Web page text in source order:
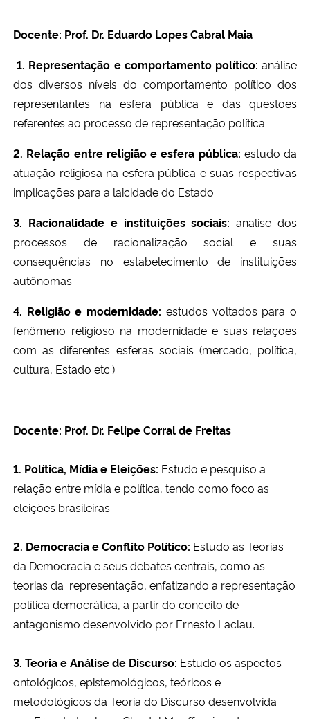
Docente: Prof. Dr. Eduardo Lopes Cabral Maia
1. Representação e comportamento político: análise
dos diversos níveis do comportamento político dos
representantes na esfera pública e das questões
referentes ao processo de representação política.
2. Relação entre religião e esfera pública: estudo da
atuação religiosa na esfera pública e suas respectivas
implicações para a laicidade do Estado.
3. Racionalidade e instituições sociais: analise dos
processos de racionalização social e suas
consequências no estabelecimento de instituições
autônomas.
4. Religião e modernidade: estudos voltados para o
fenômeno religioso na modernidade e suas relações
com as diferentes esferas sociais (mercado, política,
cultura, Estado etc.).
Docente: Prof. Dr. Felipe Corral de Freitas
1. Política, Mídia e Eleições: Estudo e pesquiso a
relação entre mídia e política, tendo como foco as
eleições brasileiras.
2. Democracia e Conflito Político: Estudo as Teorias
da Democracia e seus debates centrais, como as
teorias da representação, enfatizando a representação
política democrática, a partir do conceito de
antagonismo desenvolvido por Ernesto Laclau.
3. Teoria e Análise de Discurso: Estudo os aspectos
ontológicos, epistemológicos, teóricos e
metodológicos da Teoria do Discurso desenvolvida